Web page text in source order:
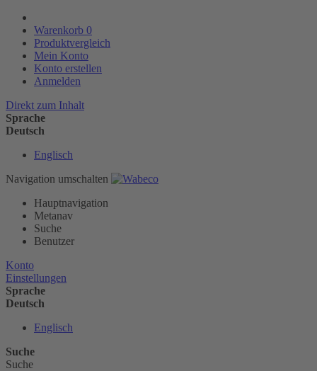
Warenkorb 0
Produktvergleich
Mein Konto
Konto erstellen
Anmelden
Direkt zum Inhalt
Sprache
Deutsch
Englisch
Navigation umschalten
Hauptnavigation
Metanav
Suche
Benutzer
Konto
Einstellungen
Sprache
Deutsch
Englisch
Suche
Suche